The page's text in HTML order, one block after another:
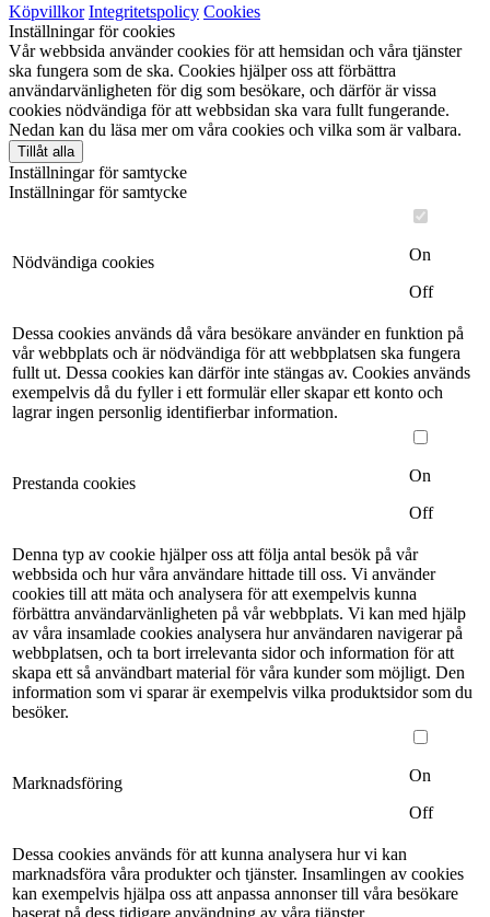
Köpvillkor Integritetspolicy Cookies
Inställningar för cookies
Vår webbsida använder cookies för att hemsidan och våra tjänster
ska fungera som de ska. Cookies hjälper oss att förbättra
användarvänligheten för dig som besökare, och därför är vissa
cookies nödvändiga för att webbsidan ska vara fullt fungerande.
Nedan kan du läsa mer om våra cookies och vilka som är valbara.
Tillåt alla
Inställningar för samtycke
Inställningar för samtycke
Nödvändiga cookies
On
Off
Dessa cookies används då våra besökare använder en funktion på
vår webbplats och är nödvändiga för att webbplatsen ska fungera
fullt ut. Dessa cookies kan därför inte stängas av. Cookies används
exempelvis då du fyller i ett formulär eller skapar ett konto och
lagrar ingen personlig identifierbar information.
Prestanda cookies
On
Off
Denna typ av cookie hjälper oss att följa antal besök på vår
webbsida och hur våra användare hittade till oss. Vi använder
cookies till att mäta och analysera för att exempelvis kunna
förbättra användarvänligheten på vår webbplats. Vi kan med hjälp
av våra insamlade cookies analysera hur användaren navigerar på
webbplatsen, och ta bort irrelevanta sidor och information för att
skapa ett så användbart material för våra kunder som möjligt. Den
information som vi sparar är exempelvis vilka produktsidor som du
besöker.
Marknadsföring
On
Off
Dessa cookies används för att kunna analysera hur vi kan
marknadsföra våra produkter och tjänster. Insamlingen av cookies
kan exempelvis hjälpa oss att anpassa annonser till våra besökare
baserat på dess tidigare användning av våra tjänster.